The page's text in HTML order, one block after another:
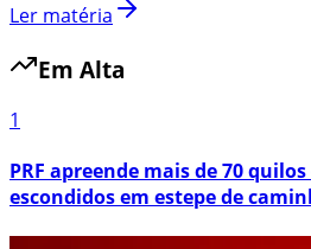
Ler matéria
Em Alta
1
PRF apreende mais de 70
escondidos em estepe de